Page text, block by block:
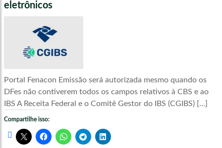
eletrônicos
Portal Fenacon Emissão será autorizada mesmo quando os
DFes não contiverem todos os campos relativos à CBS e ao
IBS A Receita Federal e o Comitê Gestor do IBS (CGIBS) […]
Compartilhe isso: